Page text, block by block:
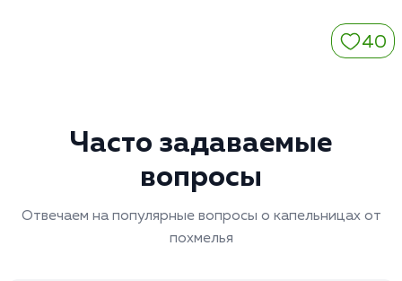
40
Часто задаваемые
вопросы
Отвечаем на популярные вопросы о капельницах от
похмелья